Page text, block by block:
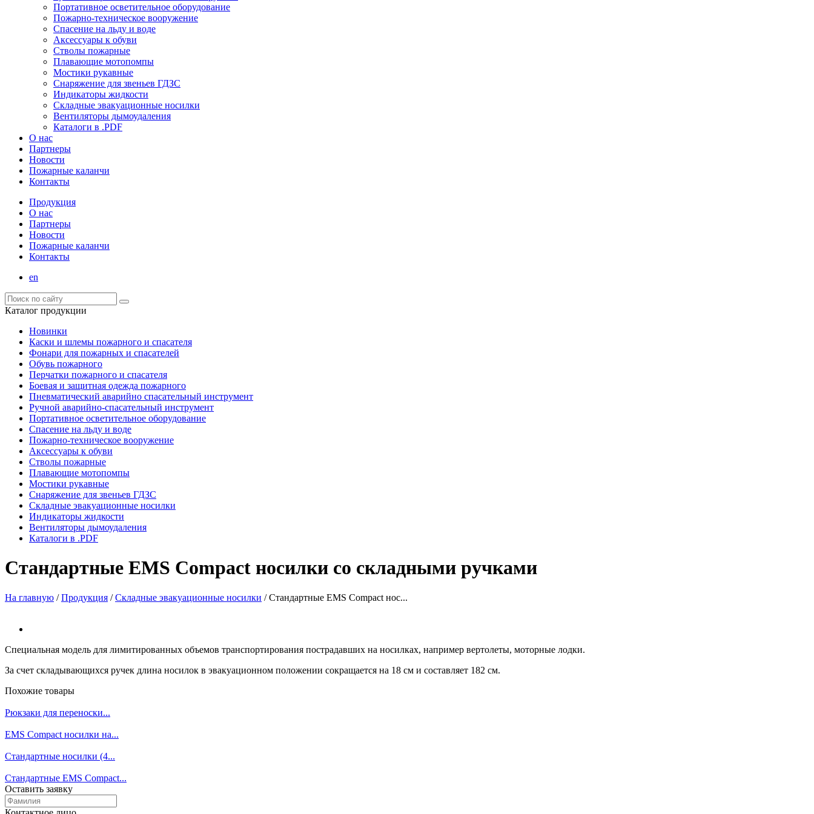
Портативное осветительное оборудование
Пожарно-техническое вооружение
Спасение на льду и воде
Аксессуары к обуви
Стволы пожарные
Плавающие мотопомпы
Мостики рукавные
Снаряжение для звеньев ГДЗС
Индикаторы жидкости
Складные эвакуационные носилки
Вентиляторы дымоудаления
Каталоги в .PDF
О нас
Партнеры
Новости
Пожарные каланчи
Контакты
Продукция
О нас
Партнеры
Новости
Пожарные каланчи
Контакты
en
Каталог продукции
Новинки
Каски и шлемы пожарного и спасателя
Фонари для пожарных и спасателей
Обувь пожарного
Перчатки пожарного и спасателя
Боевая и защитная одежда пожарного
Пневматический аварийно спасательный инструмент
Ручной аварийно-спасательный инструмент
Портативное осветительное оборудование
Спасение на льду и воде
Пожарно-техническое вооружение
Аксессуары к обуви
Стволы пожарные
Плавающие мотопомпы
Мостики рукавные
Снаряжение для звеньев ГДЗС
Складные эвакуационные носилки
Индикаторы жидкости
Вентиляторы дымоудаления
Каталоги в .PDF
Стандартные EMS Compact носилки со складными ручками
На главную /Продукция /Складные эвакуационные носилки /Стандартные EMS Compact нос...
Специальная модель для лимитированных объемов транспортирования пострадавших на носилках, например вертолеты, моторные лодки.
За счет складывающихся ручек длина носилок в эвакуационном положении сокращается на 18 см и составляет 182 см.
Похожие товары
Рюкзаки для переноски...
EMS Compact носилки на...
Стандартные носилки (4...
Стандартные EMS Compact...
Оставить заявку